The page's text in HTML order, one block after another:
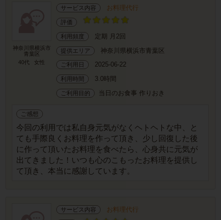
神奈川県横浜市
青葉区
40代
女性
サービス内容 お料理代行
評価
利用頻度 定期 月2回
提供エリア 神奈川県横浜市青葉区
ご利用日 2025-06-22
利用時間 3.0時間
ご利用目的 当日のお食事 作りおき
ご感想
今回の利用では私自身元気がなくヘトヘトな中、と
ても手際良くお料理を作って頂き、少し回復した後
に作って頂いたお料理を食べたら、心身共に元気が
出てきました！いつも心のこもったお料理を提供し
て頂き、本当に感謝しています。
サービス内容 お料理代行